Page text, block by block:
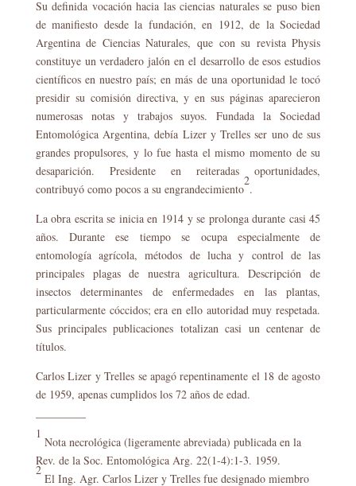
Su definida vocación hacia las ciencias naturales se puso bien
de manifiesto desde la fundación, en 1912, de la Sociedad
Argentina de Ciencias Naturales, que con su revista Physis
constituye un verdadero jalón en el desarrollo de esos estudios
científicos en nuestro país; en más de una oportunidad le tocó
presidir su comisión directiva, y en sus páginas aparecieron
numerosas notas y trabajos suyos. Fundada la Sociedad
Entomológica Argentina, debía Lizer y Trelles ser uno de sus
grandes propulsores, y lo fue hasta el mismo momento de su
desaparición. Presidente en reiteradas oportunidades,
contribuyó como pocos a su engrandecimiento
2
.
La obra escrita se inicia en 1914 y se prolonga durante casi 45
años. Durante ese tiempo se ocupa especialmente de
entomología agrícola, métodos de lucha y control de las
principales plagas de nuestra agricultura. Descripción de
insectos determinantes de enfermedades en las plantas,
particularmente cóccidos; era en ello autoridad muy respetada.
Sus principales publicaciones totalizan casi un centenar de
títulos.
Carlos Lizer y Trelles se apagó repentinamente el 18 de agosto
de 1959, apenas cumplidos los 72 años de edad.
1
Nota necrológica (ligeramente abreviada) publicada en la
Rev. de la Soc. Entomológica Arg. 22(1-4):1-3. 1959.
2
El Ing. Agr. Carlos Lizer y Trelles fue designado miembro